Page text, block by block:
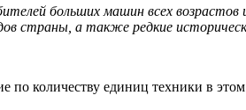
больших машин всех
страны, а также редкие
по количеству единиц техники в